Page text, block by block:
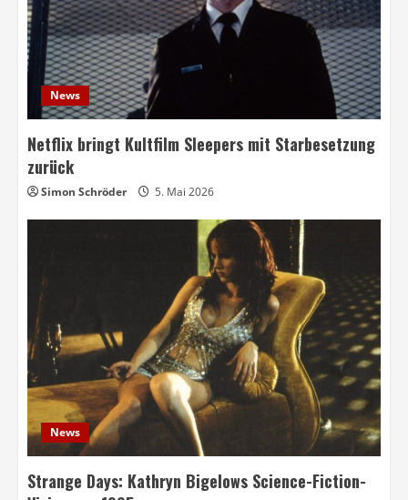
News
Netflix bringt Kultfilm Sleepers mit Starbesetzung
zurück
Simon Schröder 5. Mai 2026
News
Strange Days: Kathryn Bigelows Science-Fiction-